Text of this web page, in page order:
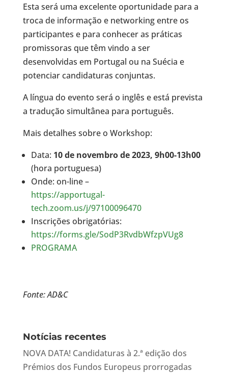
Esta será uma excelente oportunidade para a
troca de informação e networking entre os
participantes e para conhecer as práticas
promissoras que têm vindo a ser
desenvolvidas em Portugal ou na Suécia e
potenciar candidaturas conjuntas.
A língua do evento será o inglês e está prevista
a tradução simultânea para português.
Mais detalhes sobre o Workshop:
Data: 10 de novembro de 2023, 9h00-13h00
(hora portuguesa)
Onde: on-line –
https://apportugal-
tech.zoom.us/j/97100096470
Inscrições obrigatórias:
https://forms.gle/SodP3RvdbWfzpVUg8
PROGRAMA
Fonte: AD&C
Notícias recentes
NOVA DATA! Candidaturas à 2.ª edição dos
Prémios dos Fundos Europeus prorrogadas